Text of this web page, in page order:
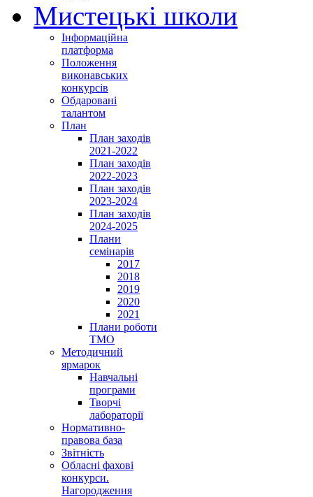
Мистецькі школи
Інформаційна
платформа
Положення
виконавських
конкурсів
Обдаровані
талантом
План
План заходів
2021-2022
План заходів
2022-2023
План заходів
2023-2024
План заходів
2024-2025
Плани
семінарів
2017
2018
2019
2020
2021
Плани роботи
ТМО
Методичний
ярмарок
Навчальні
програми
Творчі
лабораторії
Нормативно-
правова база
Звітність
Обласні фахові
конкурси.
Нагородження